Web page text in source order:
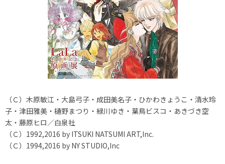
（Ｃ）木原敏江・大島弓子・成田美名子・ひかわきょうこ・清水玲
子・津田雅美・樋野まつり・緑川ゆき・葉鳥ビスコ・あきづき空
太・藤原ヒロ／白泉社
（Ｃ）1992,2016 by ITSUKI NATSUMI ART,Inc.
（Ｃ）1994,2016 by NY STUDIO,Inc